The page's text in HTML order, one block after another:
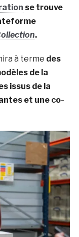
se trouve
.
à terme des
de la
issus de la
et une co-